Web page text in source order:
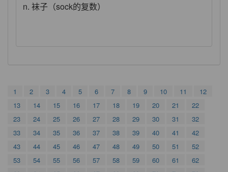
n. 袜子（sock的复数）
1 2 3 4 5 6 7 8 9 10 11
12
13
14 15 16 17 18 19 20 21
22
23
24 25 26 27 28 29 30 31
32
33
34 35 36 37 38 39 40 41
42
43
44 45 46 47 48 49 50 51
52
53
54 55 56 57 58 59 60 61
62